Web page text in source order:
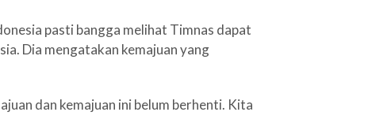
pasti bangga melihat Timnas dapat
Dia mengatakan kemajuan yang
dan kemajuan ini belum berhenti. Kita